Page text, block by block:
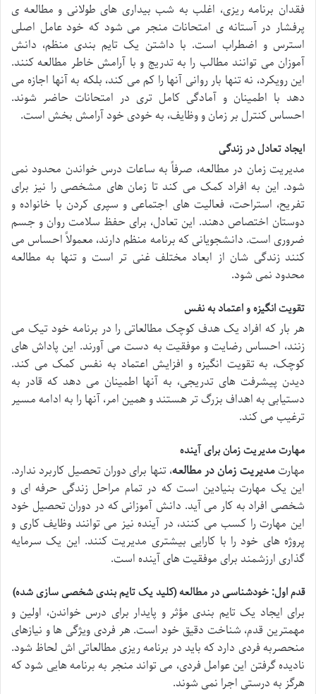
فقدان برنامه ریزی، اغلب به شب بیداری های طولانی و مطالعه ی
پرفشار در آستانه ی امتحانات منجر می شود که خود عامل اصلی
استرس و اضطراب است. با داشتن یک تایم بندی منظم، دانش
آموزان می توانند مطالب را به تدریج و با آرامش خاطر مطالعه کنند.
این رویکرد، نه تنها بار روانی آنها را کم می کند، بلکه به آنها اجازه می
دهد با اطمینان و آمادگی کامل تری در امتحانات حاضر شوند.
احساس کنترل بر زمان و وظایف، به خودی خود آرامش بخش است.
ایجاد تعادل در زندگی
مدیریت زمان در مطالعه، صرفاً به ساعات درس خواندن محدود نمی
شود. این به افراد کمک می کند تا زمان های مشخصی را نیز برای
تفریح، استراحت، فعالیت های اجتماعی و سپری کردن با خانواده و
دوستان اختصاص دهند. این تعادل، برای حفظ سلامت روان و جسم
ضروری است. دانشجویانی که برنامه منظم دارند، معمولاً احساس می
کنند زندگی شان از ابعاد مختلف غنی تر است و تنها به مطالعه
محدود نمی شود.
تقویت انگیزه و اعتماد به نفس
هر بار که افراد یک هدف کوچک مطالعاتی را در برنامه خود تیک می
زنند، احساس رضایت و موفقیت به دست می آورند. این پاداش های
کوچک، به تقویت انگیزه و افزایش اعتماد به نفس کمک می کند.
دیدن پیشرفت های تدریجی، به آنها اطمینان می دهد که قادر به
دستیابی به اهداف بزرگ تر هستند و همین امر، آنها را به ادامه مسیر
ترغیب می کند.
مهارت مدیریت زمان برای آینده
مهارتمدیریت زمان در مطالعه، تنها برای دوران تحصیل کاربرد ندارد.
این یک مهارت بنیادین است که در تمام مراحل زندگی حرفه ای و
شخصی افراد به کار می آید. دانش آموزانی که در دوران تحصیل خود
این مهارت را کسب می کنند، در آینده نیز می توانند وظایف کاری و
پروژه های خود را با کارایی بیشتری مدیریت کنند. این یک سرمایه
گذاری ارزشمند برای موفقیت های آینده است.
قدم اول: خودشناسی در مطالعه (کلید یک تایم بندی شخصی سازی شده)
برای ایجاد یک تایم بندی مؤثر و پایدار برای درس خواندن، اولین و
مهمترین قدم، شناخت دقیق خود است. هر فردی ویژگی ها و نیازهای
منحصربه فردی دارد که باید در برنامه ریزی مطالعاتی اش لحاظ شود.
نادیده گرفتن این عوامل فردی، می تواند منجر به برنامه هایی شود که
هرگز به درستی اجرا نمی شوند.